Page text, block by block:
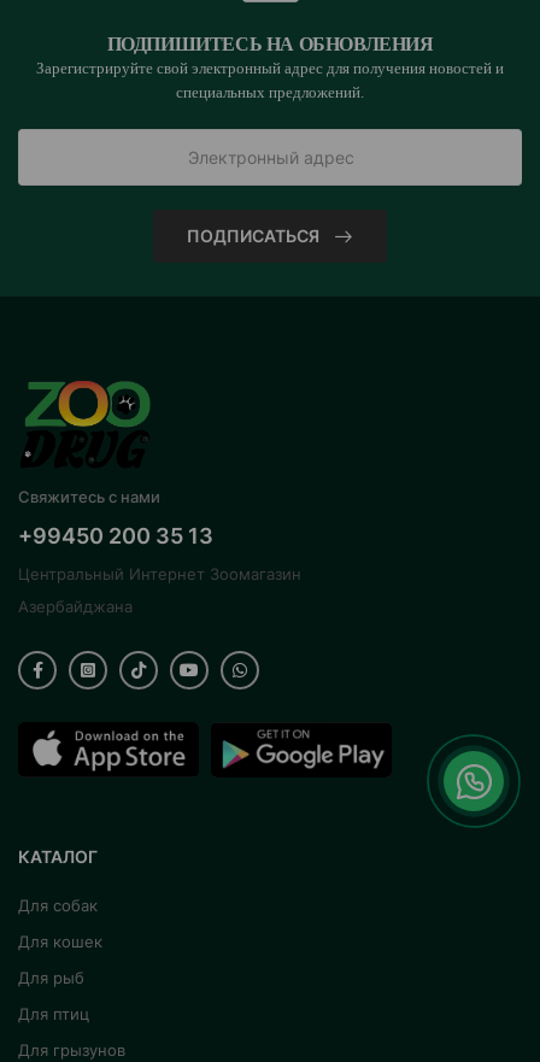
ПОДПИШИТЕСЬ НА ОБНОВЛЕНИЯ
Зарегистрируйте свой электронный адрес для получения новостей и
специальных предложений.
ПОДПИСАТЬСЯ
Свяжитесь с нами
+99450 200 35 13
Центральный Интернет Зоомагазин
Азербайджана
КАТАЛОГ
Для собак
Для кошек
Для рыб
Для птиц
Для грызунов